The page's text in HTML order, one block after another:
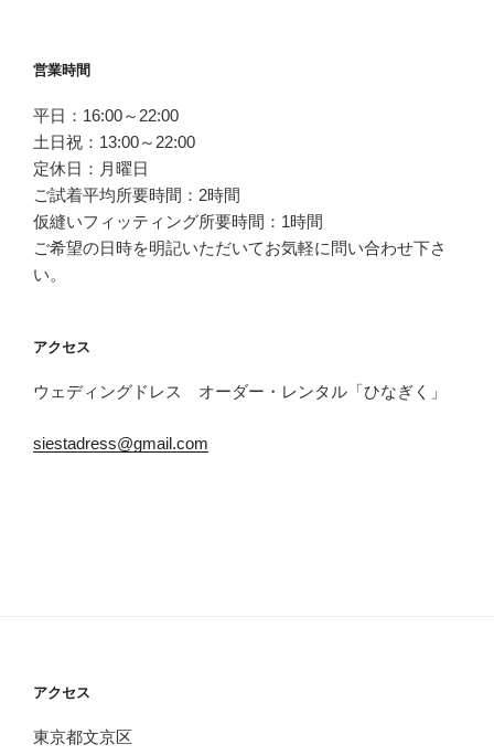
投
ナ
ビ
ゲ
ー
シ
ョ
営業時間
平日：16:00～22:00
土日祝：13:00～22:00
定休日：月曜日
ご試着平均所要時間：2時間
仮縫いフィッティング所要時間：1時間
ご希望の日時を明記いただいてお気軽に問い合わせ下さ
い。
アクセス
ウェディングドレス オーダー・レンタル「ひなぎく」
siestadress@gmail.com
アクセス
東京都文京区